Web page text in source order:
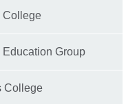
College
Group
College